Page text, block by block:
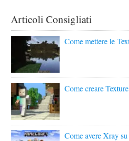
Articoli Consigliati
Come mettere le
Come creare
Come avere Xray